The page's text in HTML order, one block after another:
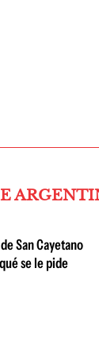
San Cayetano
se le pide